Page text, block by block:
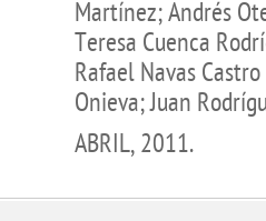
Martínez; Andrés
Teresa Cuenca
Rafael Navas
Onieva; Juan
ABRIL, 2011.